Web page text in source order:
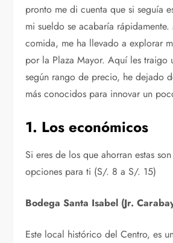
pronto me di cuenta que si seguía
mi sueldo se acabaría
comida, me ha llevado a explorar
por la Plaza Mayor. Aquí les traigo
según rango de precio, he dejado
más conocidos para innovar un
1. Los económicos
Si eres de los que ahorran estas
opciones para ti (S/. 8 a S/. 15)
Bodega Santa Isabel (Jr.
Este local histórico del Centro, es